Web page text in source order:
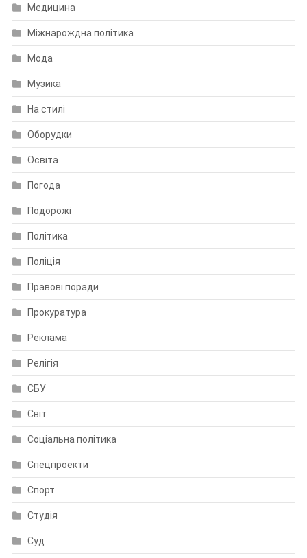
Медицина
Міжнарождна політика
Мода
Музика
На стилі
Оборудки
Освіта
Погода
Подорожі
Політика
Поліція
Правові поради
Прокуратура
Реклама
Релігія
СБУ
Світ
Соціальна політика
Спецпроекти
Спорт
Студія
Суд